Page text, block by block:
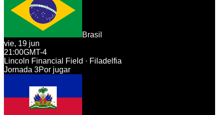
Brasil
vie, 19 jun
21:00GMT-4
Lincoln Financial Field · Filadelfia
Jornada 3Por jugar